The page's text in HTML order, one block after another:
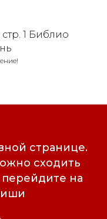
1 Библио
странице.
сходить
перейдите на